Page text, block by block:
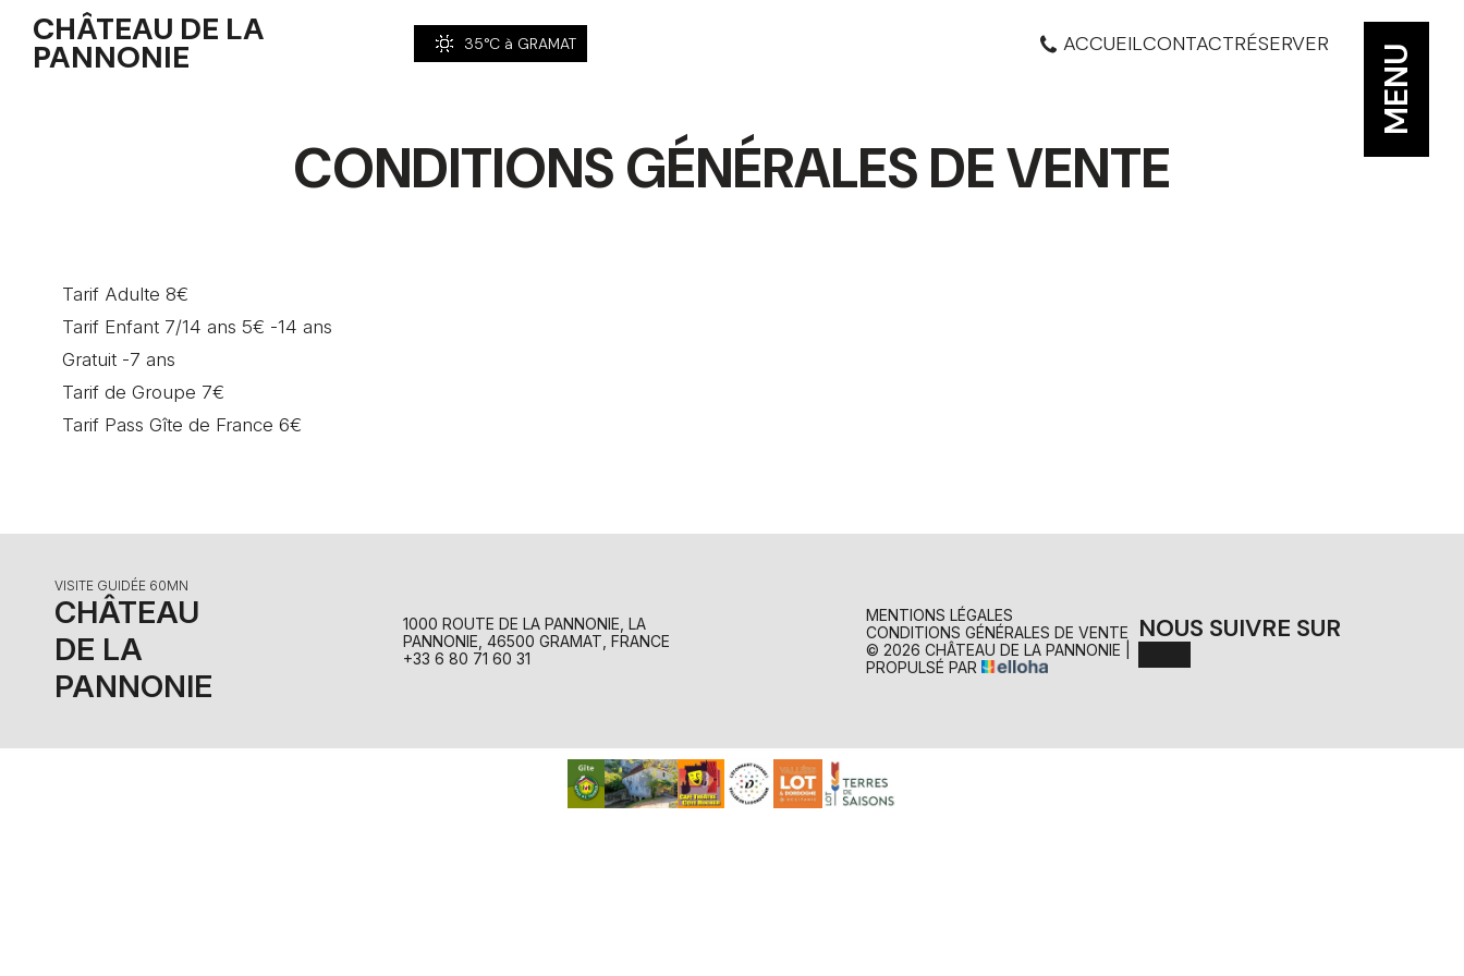
CHÂTEAU DE LA
PANNONIE 35°C à GRAMAT ACCUEILCONTACTRÉSERVER MENU
CONDITIONS GÉNÉRALES DE VENTE
Tarif Adulte 8€
Tarif Enfant 7/14 ans 5€ -14 ans
Gratuit -7 ans
Tarif de Groupe 7€
Tarif Pass Gîte de France 6€
NOUS SUIVRE SUR
VISITE GUIDÉE 60MN
CHÂTEAU
DE LA
PANNONIE
1000 ROUTE DE LA PANNONIE, LA
PANNONIE, 46500 GRAMAT, FRANCE
+33 6 80 71 60 31
MENTIONS LÉGALES
CONDITIONS GÉNÉRALES DE VENTE
© 2026 CHÂTEAU DE LA PANNONIE
PROPULSÉ PAR